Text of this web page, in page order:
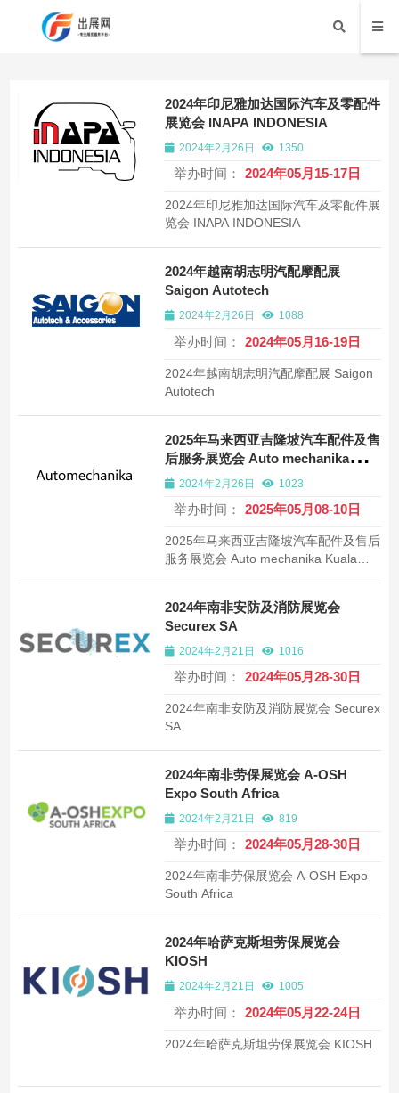
2024年印尼雅加达国际汽车及零配件
展览会 INAPA INDONESIA
2024年2月26日 1350
举办时间： 2024年05月15-17日
2024年印尼雅加达国际汽车及零配件展
览会 INAPA INDONESIA
2024年越南胡志明汽配摩配展
Saigon Autotech
2024年2月26日 1088
举办时间： 2024年05月16-19日
2024年越南胡志明汽配摩配展 Saigon
Autotech
2025年马来西亚吉隆坡汽车配件及售
后服务展览会 Auto mechanika
Kuala Lumpur
2024年2月26日 1023
举办时间： 2025年05月08-10日
2025年马来西亚吉隆坡汽车配件及售后
服务展览会 Auto mechanika Kuala
2024年南非安防及消防展览会
Securex SA
2024年2月21日 1016
举办时间： 2024年05月28-30日
2024年南非安防及消防展览会 Securex
SA
2024年南非劳保展览会 A-OSH
Expo South Africa
2024年2月21日 819
举办时间： 2024年05月28-30日
2024年南非劳保展览会 A-OSH Expo
South Africa
2024年哈萨克斯坦劳保展览会
KIOSH
2024年2月21日 1005
举办时间： 2024年05月22-24日
2024年哈萨克斯坦劳保展览会 KIOSH